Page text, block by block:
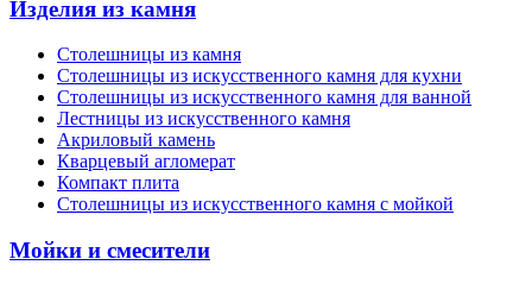
Изделия из камня
Столешницы из камня
Cтолешницы из искусственного камня для кухни
Cтолешницы из искусственного камня для ванной
Лестницы из искусственного камня
Акриловый камень
Кварцевый агломерат
Компакт плита
Столешницы из искусственного камня с мойкой
Мойки и смесители